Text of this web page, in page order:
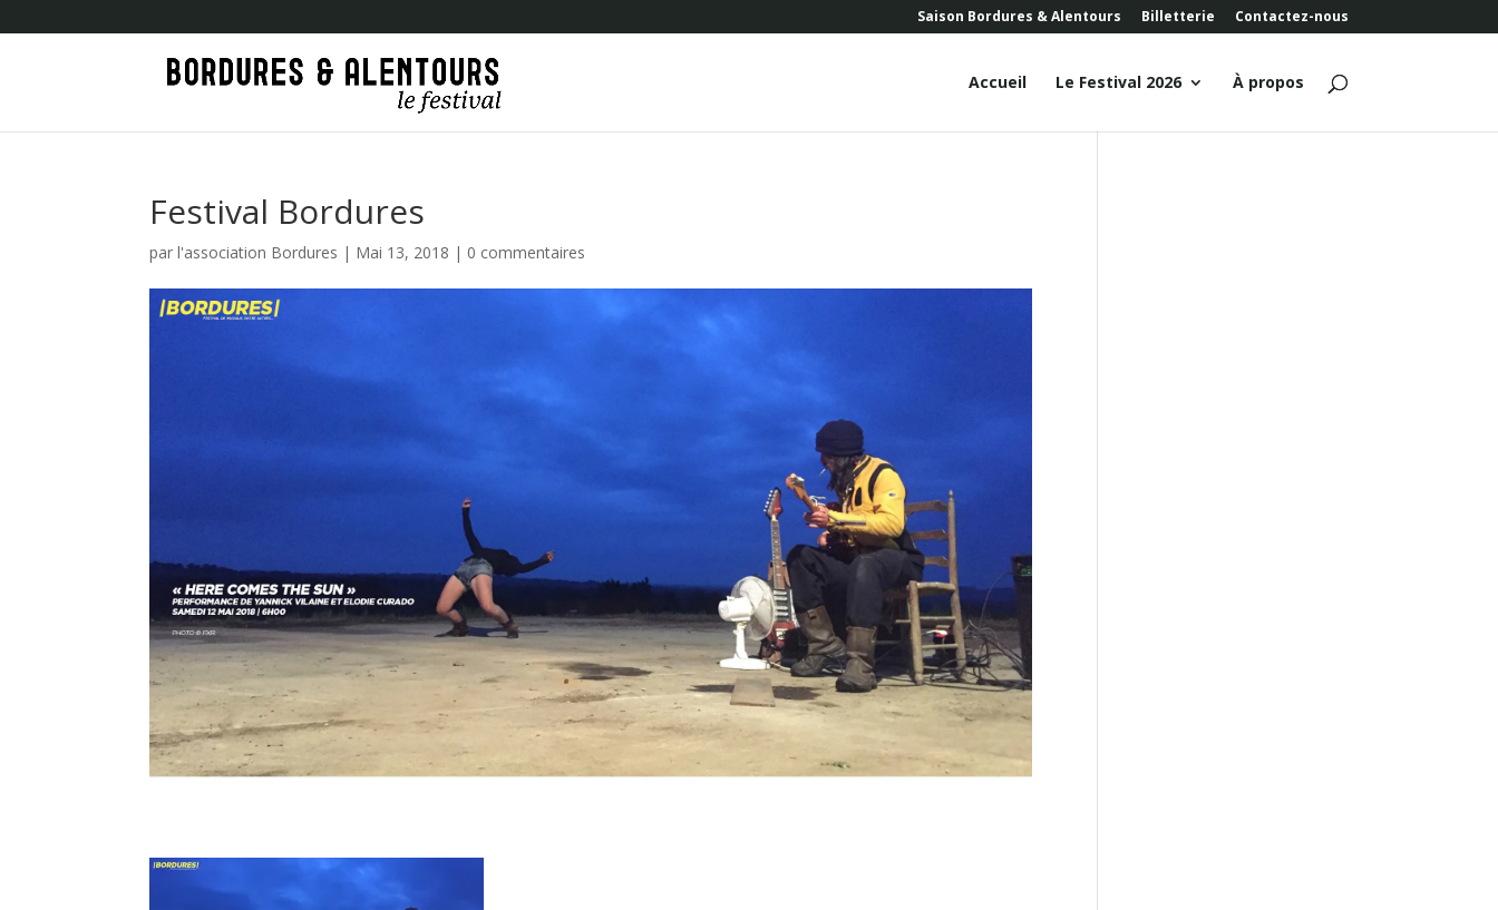
Saison Bordures & Alentours Billetterie Contactez-nous
Accueil Le Festival 2026 À propos
Festival Bordures
parl'association Bordures | Mai 13, 2018 | 0 commentaires